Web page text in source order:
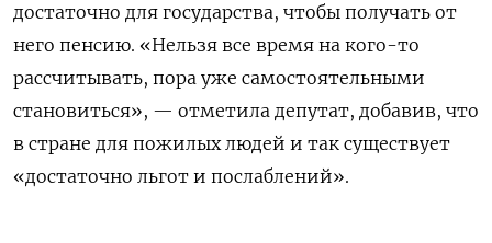
достаточно для государства, чтобы получать от
него пенсию. «Нельзя все время на кого-то
рассчитывать, пора уже самостоятельными
становиться», — отметила депутат, добавив, что
в стране для пожилых людей и так существует
«достаточно льгот и послаблений».